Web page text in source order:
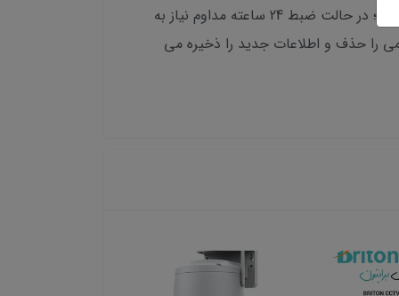
128 گیگا بایت را ساپورت می کند. اطلاعات از طریق اتصال کارت حافظه میکرو sd به سیستم ذخیره و قابل انتقال هستند؛ در حالت ضبط 24 ساعته مداوم نیاز به
را حذف و اطلاعات جدید را ذخیره می